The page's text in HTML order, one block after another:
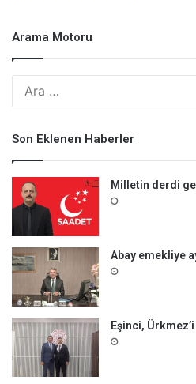
Arama Motoru
Son Eklenen Haberler
Milletin derdi
Abay emekliye
Eşinci,